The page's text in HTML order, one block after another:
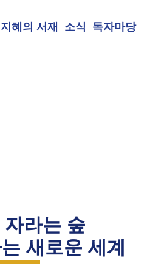
지혜의 서재 소식
독자마당
라는 숲
새로운 세계